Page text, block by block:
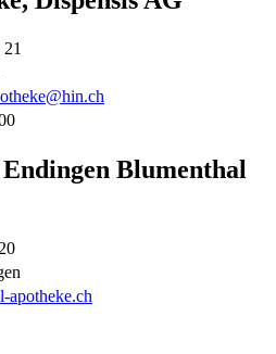
21
Blumenthal
apotheke.ch